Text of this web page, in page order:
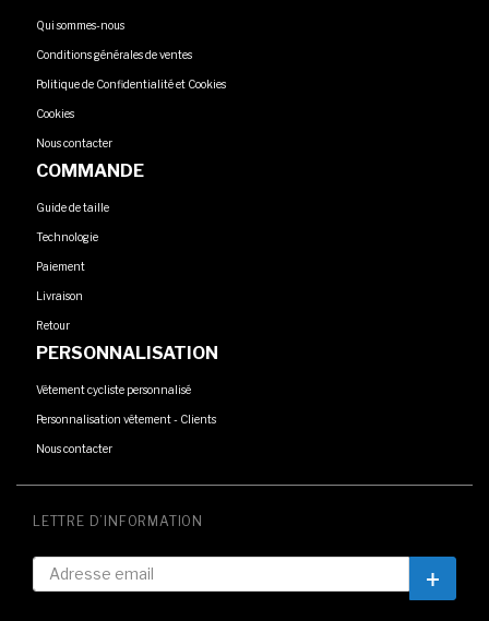
Qui sommes-nous
Conditions générales de ventes
Politique de Confidentialité et Cookies
Cookies
Nous contacter
COMMANDE
Guide de taille
Technologie
Paiement
Livraison
Retour
PERSONNALISATION
Vêtement cycliste personnalisé
Personnalisation vêtement - Clients
Nous contacter
LETTRE D’INFORMATION